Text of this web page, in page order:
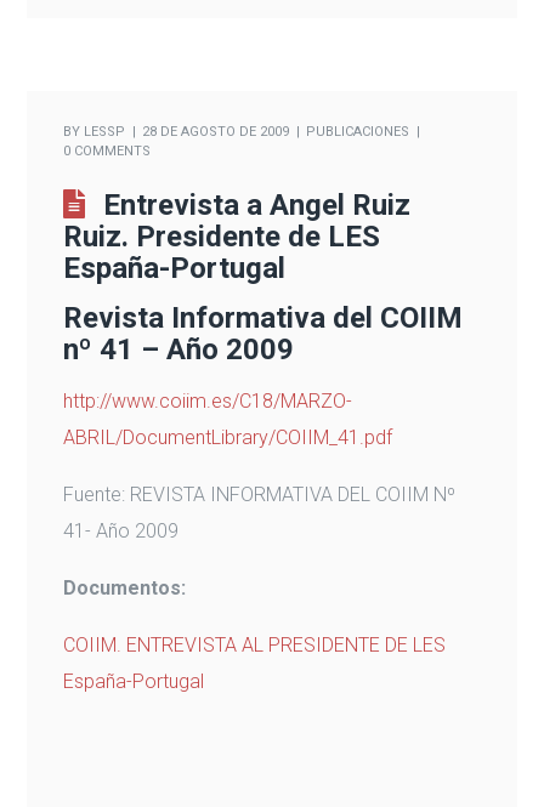
BY LESSP 28 DE AGOSTO DE 2009
PUBLICACIONES
0 COMMENTS
Entrevista a Angel Ruiz
Ruiz. Presidente de LES
España-Portugal
Revista Informativa del COIIM
nº 41 – Año 2009
http://www.coiim.es/C18/MARZO-
ABRIL/DocumentLibrary/COIIM_41.pdf
Fuente: REVISTA INFORMATIVA DEL COIIM Nº
41- Año 2009
Documentos:
COIIM. ENTREVISTA AL PRESIDENTE DE LES
España-Portugal